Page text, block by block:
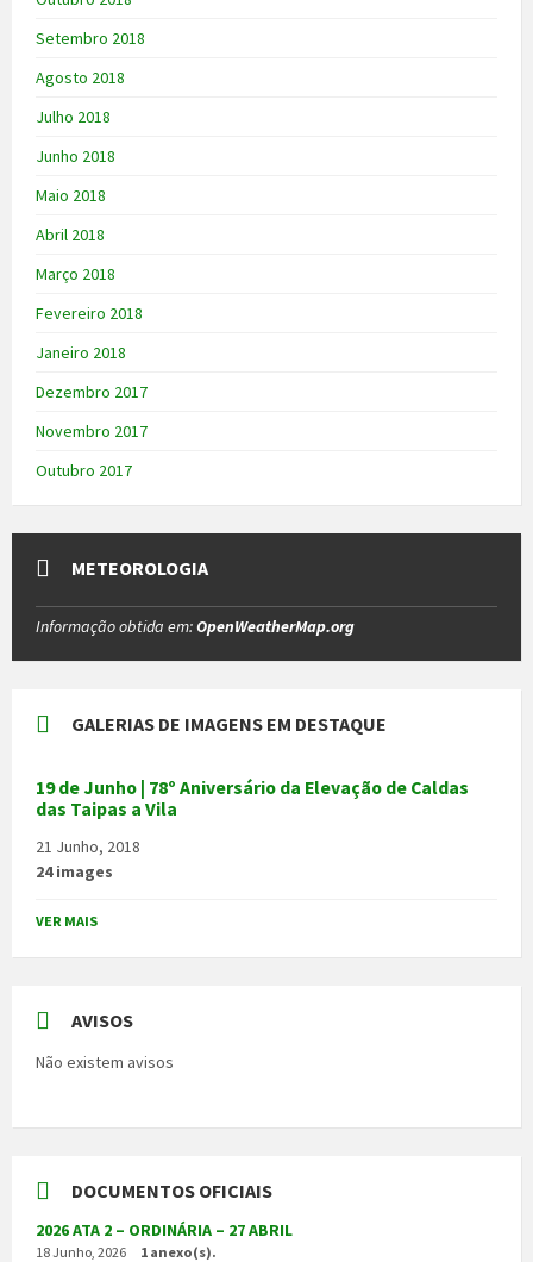
Setembro 2018
Agosto 2018
Julho 2018
Junho 2018
Maio 2018
Abril 2018
Março 2018
Fevereiro 2018
Janeiro 2018
Dezembro 2017
Novembro 2017
Outubro 2017
METEOROLOGIA
Informação obtida em:OpenWeatherMap.org
GALERIAS DE IMAGENS EM DESTAQUE
19 de Junho | 78º Aniversário da Elevação de Caldas
das Taipas a Vila
21 Junho, 2018
24 images
VER MAIS
AVISOS
Não existem avisos
DOCUMENTOS OFICIAIS
2026 ATA 2 – ORDINÁRIA – 27 ABRIL
18 Junho, 2026 1 anexo(s).